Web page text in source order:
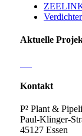
Aktuelle
Kontakt
P² Plant &
Paul-Klinger-
45127 Essen